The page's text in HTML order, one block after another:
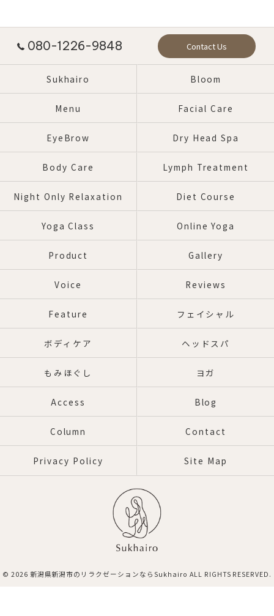
080-1226-9848 Contact Us
Sukhairo Bloom
Menu Facial Care
EyeBrow Dry Head Spa
Body Care Lymph Treatment
Night Only Relaxation Diet Course
Yoga Class Online Yoga
Product Gallery
Voice Reviews
Feature フェイシャル
ボディケア ヘッドスパ
もみほぐし ヨガ
Access Blog
Column Contact
Privacy Policy Site Map
© 2026 新潟県新潟市のリラクゼーションならSukhairo ALL RIGHTS RESERVED.